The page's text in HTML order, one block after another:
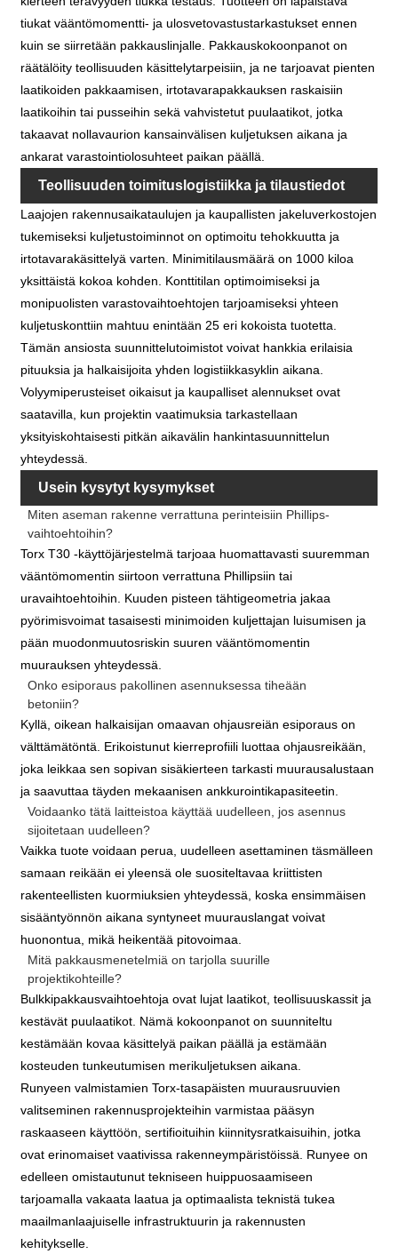
tiukat vääntömomentti- ja ulosvetovastustarkastukset ennen
kuin se siirretään pakkauslinjalle. Pakkauskokoonpanot on
räätälöity teollisuuden käsittelytarpeisiin, ja ne tarjoavat pienten
laatikoiden pakkaamisen, irtotavarapakkauksen raskaisiin
laatikoihin tai pusseihin sekä vahvistetut puulaatikot, jotka
takaavat nollavaurion kansainvälisen kuljetuksen aikana ja
ankarat varastointiolosuhteet paikan päällä.
Teollisuuden toimituslogistiikka ja tilaustiedot
Laajojen rakennusaikataulujen ja kaupallisten jakeluverkostojen
tukemiseksi kuljetustoiminnot on optimoitu tehokkuutta ja
irtotavarakäsittelyä varten. Minimitilausmäärä on 1000 kiloa
yksittäistä kokoa kohden. Konttitilan optimoimiseksi ja
monipuolisten varastovaihtoehtojen tarjoamiseksi yhteen
kuljetuskonttiin mahtuu enintään 25 eri kokoista tuotetta.
Tämän ansiosta suunnittelutoimistot voivat hankkia erilaisia ​​
pituuksia ja halkaisijoita yhden logistiikkasyklin aikana.
Volyymiperusteiset oikaisut ja kaupalliset alennukset ovat
saatavilla, kun projektin vaatimuksia tarkastellaan
yksityiskohtaisesti pitkän aikavälin hankintasuunnittelun
yhteydessä.
Usein kysytyt kysymykset
Miten aseman rakenne verrattuna perinteisiin Phillips-
vaihtoehtoihin?
Torx T30 -käyttöjärjestelmä tarjoaa huomattavasti suuremman
vääntömomentin siirtoon verrattuna Phillipsiin tai
uravaihtoehtoihin. Kuuden pisteen tähtigeometria jakaa
pyörimisvoimat tasaisesti minimoiden kuljettajan luisumisen ja
pään muodonmuutosriskin suuren vääntömomentin
muurauksen yhteydessä.
Onko esiporaus pakollinen asennuksessa tiheään
betoniin?
Kyllä, oikean halkaisijan omaavan ohjausreiän esiporaus on
välttämätöntä. Erikoistunut kierreprofiili luottaa ohjausreikään,
joka leikkaa sen sopivan sisäkierteen tarkasti muurausalustaan
​​ja saavuttaa täyden mekaanisen ankkurointikapasiteetin.
Voidaanko tätä laitteistoa käyttää uudelleen, jos asennus
sijoitetaan uudelleen?
Vaikka tuote voidaan perua, uudelleen asettaminen täsmälleen
samaan reikään ei yleensä ole suositeltavaa kriittisten
rakenteellisten kuormiuksien yhteydessä, koska ensimmäisen
sisääntyönnön aikana syntyneet muurauslangat voivat
huonontua, mikä heikentää pitovoimaa.
Mitä pakkausmenetelmiä on tarjolla suurille
projektikohteille?
Bulkkipakkausvaihtoehtoja ovat lujat laatikot, teollisuuskassit ja
kestävät puulaatikot. Nämä kokoonpanot on suunniteltu
kestämään kovaa käsittelyä paikan päällä ja estämään
kosteuden tunkeutumisen merikuljetuksen aikana.
Runyeen valmistamien Torx-tasapäisten muurausruuvien
valitseminen rakennusprojekteihin varmistaa pääsyn
raskaaseen käyttöön, sertifioituihin kiinnitysratkaisuihin, jotka
ovat erinomaiset vaativissa rakenneympäristöissä. Runyee on
edelleen omistautunut tekniseen huippuosaamiseen
tarjoamalla vakaata laatua ja optimaalista teknistä tukea
maailmanlaajuiselle infrastruktuurin ja rakennusten
kehitykselle.